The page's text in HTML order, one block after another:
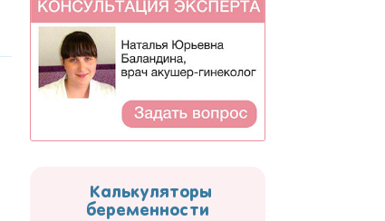
Калькуляторы
беременности